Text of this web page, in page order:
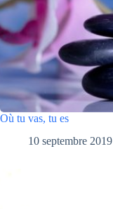
Où tu vas, tu es
10 septembre 2019